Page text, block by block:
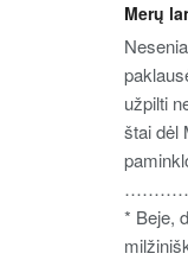
Merų
užpilti
štai dėl
* Beje,